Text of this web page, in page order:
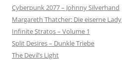
Cyberpunk 2077 – Johnny Silverhand
Margareth Thatcher: Die eiserne Lady
Infinite Stratos – Volume 1
Split Desires – Dunkle Triebe
The Devil’s Light